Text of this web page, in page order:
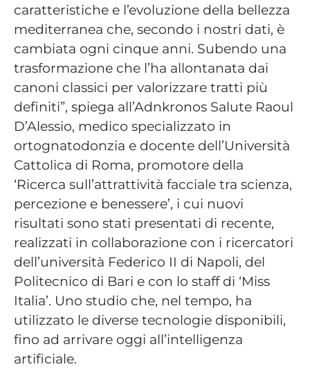
caratteristiche e l’evoluzione della bellezza
mediterranea che, secondo i nostri dati, è
cambiata ogni cinque anni. Subendo una
trasformazione che l’ha allontanata dai
canoni classici per valorizzare tratti più
definiti”, spiega all’Adnkronos Salute Raoul
D’Alessio, medico specializzato in
ortognatodonzia e docente dell’Università
Cattolica di Roma, promotore della
‘Ricerca sull’attrattività facciale tra scienza,
percezione e benessere’, i cui nuovi
risultati sono stati presentati di recente,
realizzati in collaborazione con i ricercatori
dell’università Federico II di Napoli, del
Politecnico di Bari e con lo staff di ‘Miss
Italia’. Uno studio che, nel tempo, ha
utilizzato le diverse tecnologie disponibili,
fino ad arrivare oggi all’intelligenza
artificiale.